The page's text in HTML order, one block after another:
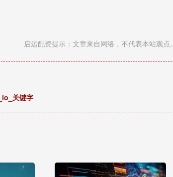
启运配资提示：文章来自网络，不代表本站观点。
关键字